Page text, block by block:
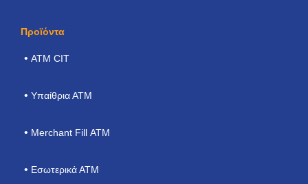
Προϊόντα
ΑΤΜ CIT
Υπαίθρια ΑΤΜ
Merchant Fill ΑΤΜ
Εσωτερικά ΑΤΜ